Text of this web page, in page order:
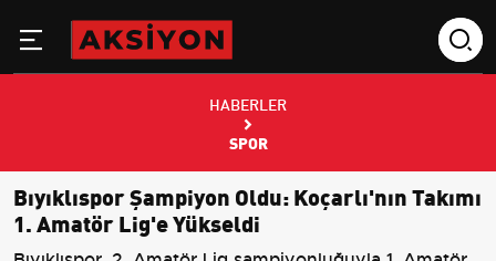
HABERLER
SPOR
Bıyıklıspor Şampiyon Oldu: Koçarlı'nın Takımı
1. Amatör Lig'e Yükseldi